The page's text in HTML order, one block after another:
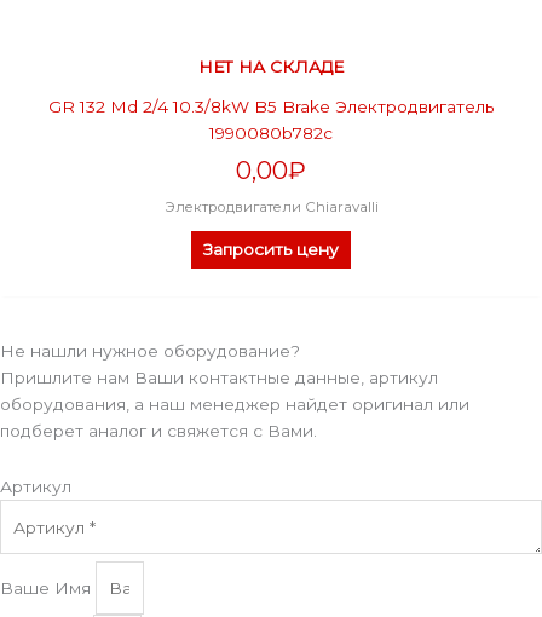
НЕТ НА СКЛАДЕ
GR 132 Md 2/4 10.3/8kW B5 Brake Электродвигатель
1990080b782c
0,00₽
Электродвигатели Chiaravalli
Запросить цену
Не нашли нужное оборудование?
Пришлите нам Ваши контактные данные, артикул
оборудования, а наш менеджер найдет оригинал или
подберет аналог и свяжется с Вами.
Артикул
Ваше Имя